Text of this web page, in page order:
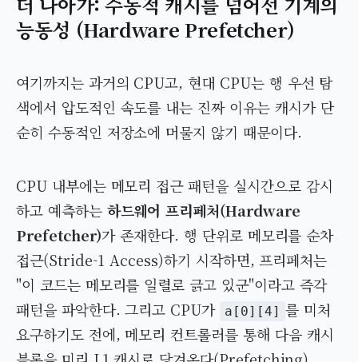
능동성 (Hardware Prefetcher)
여기까지는 과거의 CPU고, 현대 CPU는 행 우선 탐
색에서 압도적인 속도를 내는 진짜 이유는 캐시가 단
순히 수동적인 저장소에 머물지 않기 때문이다.
CPU 내부에는 메모리 접근 패턴을 실시간으로 감시
하고 예측하는 하드웨어 프리페처(Hardware
Prefetcher)가 존재한다. 행 단위로 메모리를 순차
접근(Stride-1 Access)하기 시작하면, 프리페처는
"이 코드는 메모리를 일렬로 긁고 있군"이라고 즉각
패턴을 파악한다. 그리고 CPU가
a[0][4] 를 미처
요구하기도 전에, 메모리 컨트롤러를 통해 다음 캐시